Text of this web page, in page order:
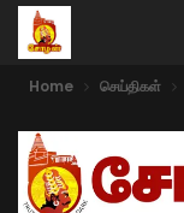
Home செய்திகள்